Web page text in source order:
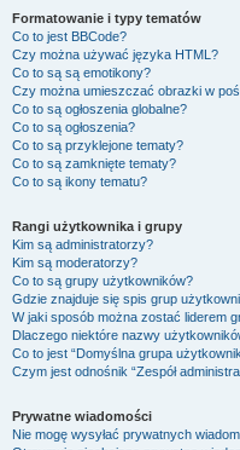
Formatowanie i typy tematów
Co to jest BBCode?
Czy można używać języka HTML?
Co to są są emotikony?
Czy można umieszczać obrazki w
Co to są ogłoszenia globalne?
Co to są ogłoszenia?
Co to są przyklejone tematy?
Co to są zamknięte tematy?
Co to są ikony tematu?
Rangi użytkownika i grupy
Kim są administratorzy?
Kim są moderatorzy?
Co to są grupy użytkowników?
Gdzie znajduje się spis grup
W jaki sposób można zostać liderem
Dlaczego niektóre nazwy
Co to jest “Domyślna grupa
Czym jest odnośnik “Zespół
Prywatne wiadomości
Nie mogę wysyłać prywatnych